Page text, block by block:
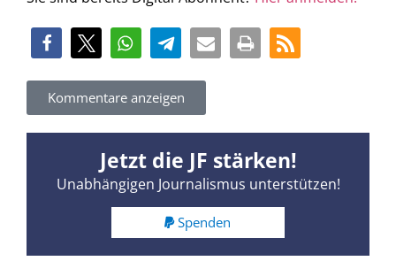
Kommentare anzeigen
Jetzt die JF stärken!
Unabhängigen Journalismus unterstützen!
Spenden